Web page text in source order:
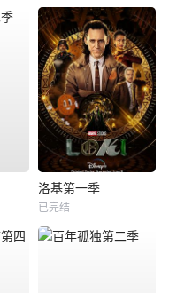
洛基第一季
已完结